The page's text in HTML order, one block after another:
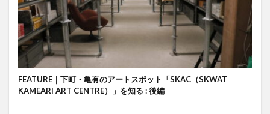
FEATURE｜下町・亀有のアートスポット「SKAC（SKWAT
KAMEARI ART CENTRE）」を知る : 後編